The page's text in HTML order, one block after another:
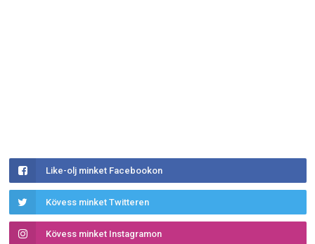
Like-olj minket Facebookon
Kövess minket Twitteren
Kövess minket Instagramon